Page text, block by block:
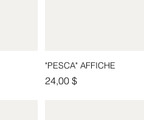
Aperçu
"PESCA" AFFICHE
Prix
24,00 $